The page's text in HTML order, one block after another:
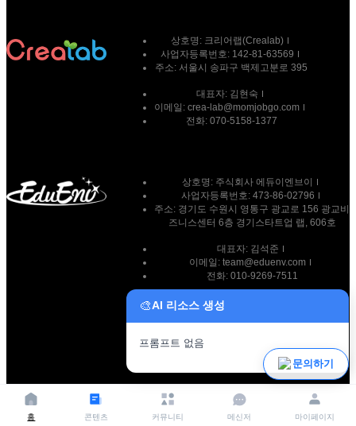
파일 업로드
🎨AI 리소스 생성
프롬프트 없음
상호명: 크리어랩(Crealab)
사업자등록번호: 142-81-63569
주소: 서울시 송파구 백제고분로 395
대표자: 김현숙
이메일: crea-lab@momjobgo.com
전화: 070-5158-1377
상호명: 주식회사 에듀이엔브이
사업자등록번호: 473-86-02796
주소: 경기도 수원시 영통구 광교로 156 광교비
즈니스센터 6층 경기스타트업 랩, 606호
대표자: 김석준
이메일: team@eduenv.com
전화: 010-9269-7511
문의하기
홈 콘텐츠 커뮤니티 메신저 마이페이지